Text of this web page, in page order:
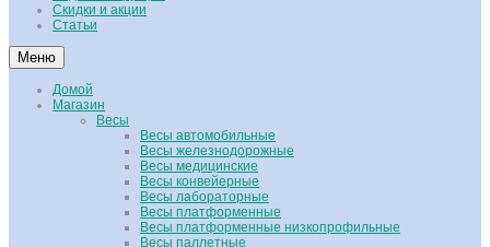
Скидки и акции
Статьи
Меню
Домой
Магазин
Весы
Весы автомобильные
Весы железнодорожные
Весы медицинские
Весы конвейерные
Весы лабораторные
Весы платформенные
Весы платформенные низкопрофильные
Весы паллетные